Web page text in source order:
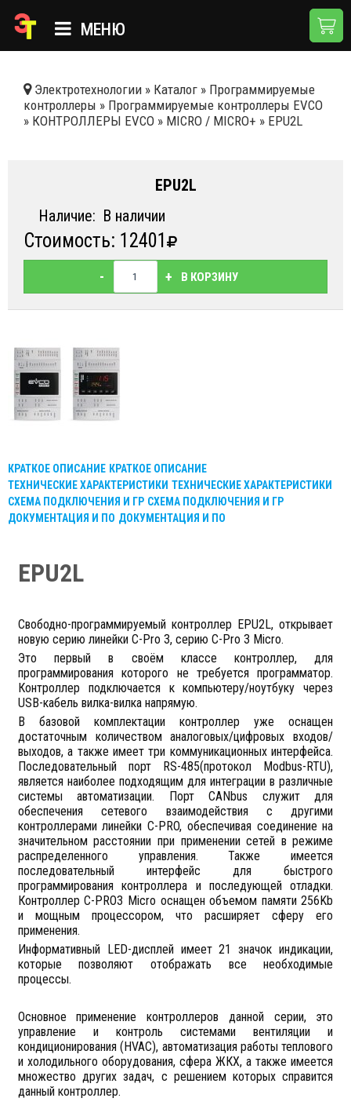
МЕНЮ
КАТАЛОГ
НОВОСТИ
ДОСТАВКА И ОПЛАТА
КОНТАКТЫ
Электротехнологии » Каталог » Программируемые
контроллеры » Программируемые контроллеры EVCO
» КОНТРОЛЛЕРЫ EVCO » MICRO / MICRO+ » EPU2L
EPU2L
Наличие: В наличии
Стоимость: 12401
- + В КОРЗИНУ
КРАТКОЕ ОПИСАНИЕ КРАТКОЕ ОПИСАНИЕ
ТЕХНИЧЕСКИЕ ХАРАКТЕРИСТИКИ ТЕХНИЧЕСКИЕ ХАРАКТЕРИСТИКИ
СХЕМА ПОДКЛЮЧЕНИЯ И ГР СХЕМА ПОДКЛЮЧЕНИЯ И ГР
ДОКУМЕНТАЦИЯ И ПО ДОКУМЕНТАЦИЯ И ПО
EPU2L
Cвободно-программируемый контроллер EPU2L, открывает
новую серию линейки C-Pro 3, серию C-Pro 3 Micro.
Это первый в своём классе контроллер, для
программирования которого не требуется программатор.
Контроллер подключается к компьютеру/ноутбуку через
USB-кабель вилка-вилка напрямую.
В базовой комплектации контроллер уже оснащен
достаточным количеством аналоговых/цифровых входов/
выходов, а также имеет три коммуникационных интерфейса.
Последовательный порт RS-485(протокол Modbus-RTU),
является наиболее подходящим для интеграции в различные
системы автоматизации. Порт CANbus служит для
обеспечения сетевого взаимодействия с другими
контроллерами линейки C-PRO, обеспечивая соединение на
значительном расстоянии при применении сетей в режиме
распределенного управления. Также имеется
последовательный интерфейс для быстрого
программирования контроллера и последующей отладки.
Контроллер C-PRO3 Micro оснащен объемом памяти 256Kb
и мощным процессором, что расширяет сферу его
применения.
Информативный LED-дисплей имеет 21 значок индикации,
которые позволяют отображать все необходимые
процессы.
Основное применение контроллеров данной серии, это
управление и контроль системами вентиляции и
кондиционирования (HVAC), автоматизация работы теплового
и холодильного оборудования, сфера ЖКХ, а также имеется
множество других задач, с решением которых справится
данный контроллер.